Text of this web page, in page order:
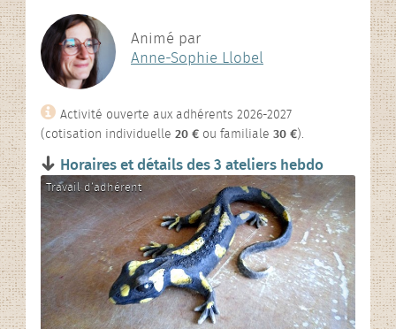
Agenda des stages
Agenda
Infos et contacts
L’association
Rencontres contées
En images…
Animé par
Anne-Sophie Llobel
Activité ouverte aux adhérents 2026-2027
(cotisation individuelle 20 € ou familiale 30 €).
Horaires et détails des 3 ateliers hebdo
Travail d’adhérent